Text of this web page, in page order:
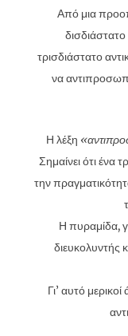
Από μια
τρισδιάστατο
να
Η λέξη
Σημαίνει ότι ένα
την
Η πυραμίδα,
διευκολυντής
Γι’ αυτό